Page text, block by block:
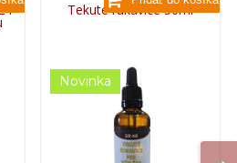
Tekuté rukavice 50ml
Novinka